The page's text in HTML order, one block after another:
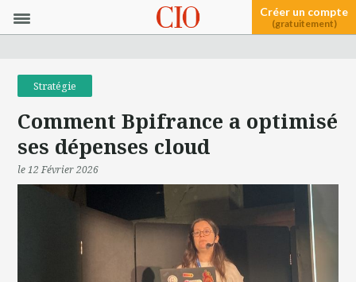
Créer un compte
(gratuitement)
Stratégie
Comment Bpifrance a optimisé
ses dépenses cloud
le 12 Février 2026